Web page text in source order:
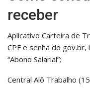
receber
Aplicativo Carteira de
CPF e senha do gov.br,
“Abono Salarial”;
Central Alô Trabalho